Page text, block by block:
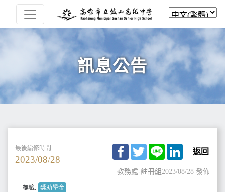
訊息公告
最後編修時間
2023/08/28
Facebook
TwitterLine LinkedIn
返回
教務處-註冊組2023/08/28 發佈
標籤: 獎助學金